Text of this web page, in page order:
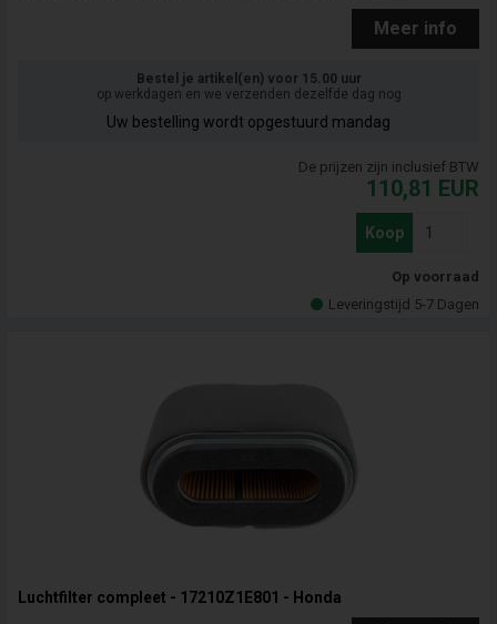
Meer info
Bestel je artikel(en) voor 15.00 uur
op werkdagen en we verzenden dezelfde dag nog
Uw bestelling wordt opgestuurd mandag
De prijzen zijn inclusief BTW
110,81 EUR
Koop
Op voorraad
Leveringstijd 5-7 Dagen
Luchtfilter compleet - 17210Z1E801 - Honda